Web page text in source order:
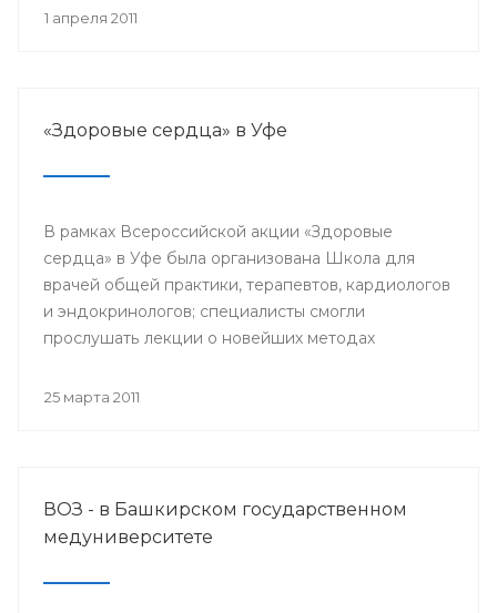
здравоохранения РБ, Исполком Всемирного
местных органов самоуправления.
1 апреля 2011
«Здоровые сердца» в Уфе
В рамках Всероссийской акции «Здоровые
сердца» в Уфе была организована Школа для
врачей общей практики, терапевтов, кардиологов
и эндокринологов; специалисты смогли
прослушать лекции о новейших методах
заболеваний, обсудить важнейшие вопросы,
25 марта 2011
ВОЗ - в Башкирском государственном
медуниверситете